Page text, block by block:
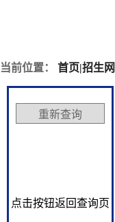
当前位置： 首页|招生网
点击按钮返回查询页